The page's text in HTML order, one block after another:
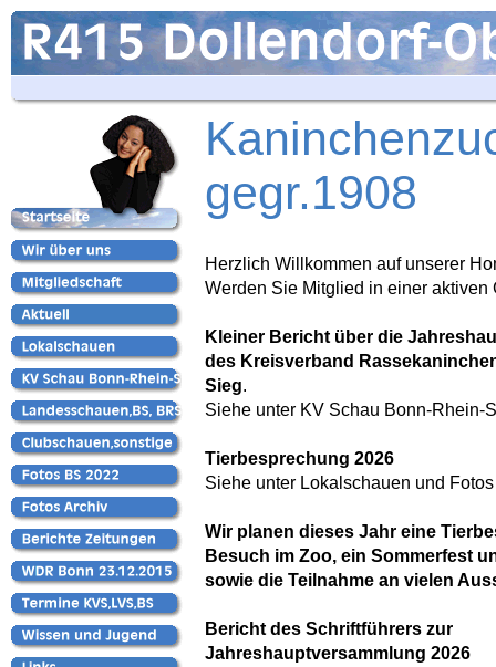
gegr.1908
Herzlich Willkommen auf unserer
Werden Sie Mitglied in einer aktiven
Kleiner Bericht über die
des Kreisverband
Sieg.
Siehe unter KV Schau Bonn-Rhein-
Tierbesprechung 2026
Siehe unter Lokalschauen und
Wir planen dieses Jahr eine
Besuch im Zoo, ein Sommerfest
sowie die Teilnahme an vielen
Bericht des Schriftführers zur
Jahreshauptversammlung 2026